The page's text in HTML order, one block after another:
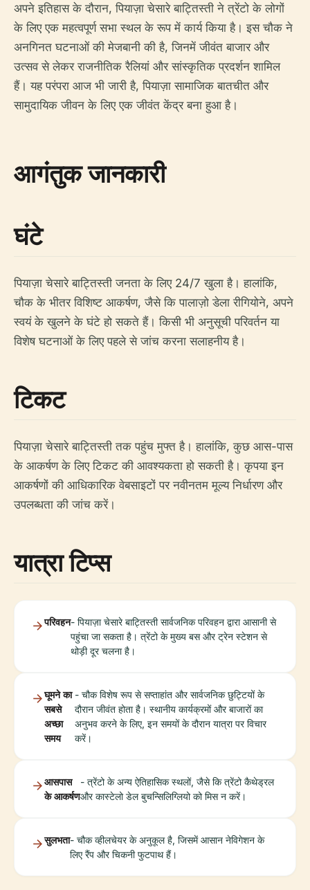
अपने इतिहास के दौरान, पियाज़ा चेसारे बाट्तिस्ती ने त्रेंटो के लोगों
के लिए एक महत्वपूर्ण सभा स्थल के रूप में कार्य किया है। इस चौक ने
अनगिनत घटनाओं की मेजबानी की है, जिनमें जीवंत बाजार और
उत्सव से लेकर राजनीतिक रैलियां और सांस्कृतिक प्रदर्शन शामिल
हैं। यह परंपरा आज भी जारी है, पियाज़ा सामाजिक बातचीत और
सामुदायिक जीवन के लिए एक जीवंत केंद्र बना हुआ है।
आगंतुक जानकारी
घंटे
पियाज़ा चेसारे बाट्तिस्ती जनता के लिए 24/7 खुला है। हालांकि,
चौक के भीतर विशिष्ट आकर्षण, जैसे कि पालाज़ो डेला रीगियोने, अपने
स्वयं के खुलने के घंटे हो सकते हैं। किसी भी अनुसूची परिवर्तन या
विशेष घटनाओं के लिए पहले से जांच करना सलाहनीय है।
टिकट
पियाज़ा चेसारे बाट्तिस्ती तक पहुंच मुफ्त है। हालांकि, कुछ आस-पास
के आकर्षण के लिए टिकट की आवश्यकता हो सकती है। कृपया इन
आकर्षणों की आधिकारिक वेबसाइटों पर नवीनतम मूल्य निर्धारण और
उपलब्धता की जांच करें।
यात्रा टिप्स
परिवहन- पियाज़ा चेसारे बाट्तिस्ती सार्वजनिक परिवहन द्वारा आसानी से
पहुंचा जा सकता है। त्रेंटो के मुख्य बस और ट्रेन स्टेशन से
थोड़ी दूर चलना है।
घूमने का
सबसे
अच्छा
समय
- चौक विशेष रूप से सप्ताहांत और सार्वजनिक छुट्टियों के
दौरान जीवंत होता है। स्थानीय कार्यक्रमों और बाजारों का
अनुभव करने के लिए, इन समयों के दौरान यात्रा पर विचार
करें।
आसपास
के आकर्षण
- त्रेंटो के अन्य ऐतिहासिक स्थलों, जैसे कि त्रेंटो कैथेड्रल
और कास्टेलो डेल बुचन्सिलिग्लियो को मिस न करें।
सुलभता- चौक व्हीलचेयर के अनुकूल है, जिसमें आसान नेविगेशन के
लिए रैंप और चिकनी फुटपाथ हैं।